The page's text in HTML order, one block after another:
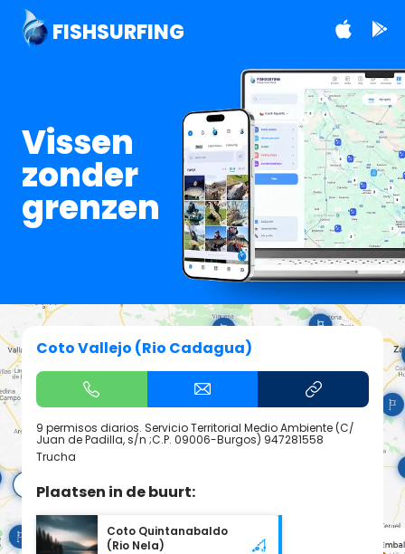
FISHSURFING
Vissen
zonder
grenzen
Coto Vallejo (Rio Cadagua)
9 permisos diarios. Servicio Territorial Medio Ambiente (C/
Juan de Padilla, s/n ;C.P. 09006-Burgos) 947281558
Trucha
Plaatsen in de buurt:
Coto Quintanabaldo
(Rio Nela)